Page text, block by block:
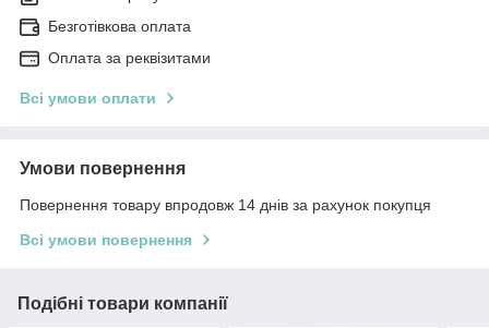
Безготівкова оплата
Оплата за реквізитами
Всі умови оплати
Умови повернення
Повернення товару впродовж 14 днів за рахунок покупця
Всі умови повернення
Подібні товари компанії